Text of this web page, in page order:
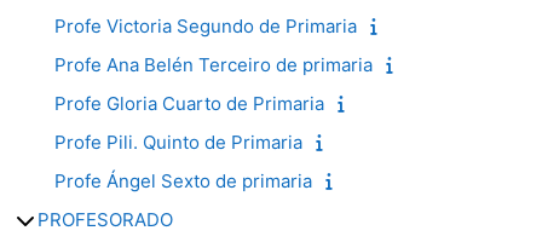
Profe Victoria Segundo de Primaria
Profe Ana Belén Terceiro de primaria
Profe Gloria Cuarto de Primaria
Profe Pili. Quinto de Primaria
Profe Ángel Sexto de primaria
PROFESORADO